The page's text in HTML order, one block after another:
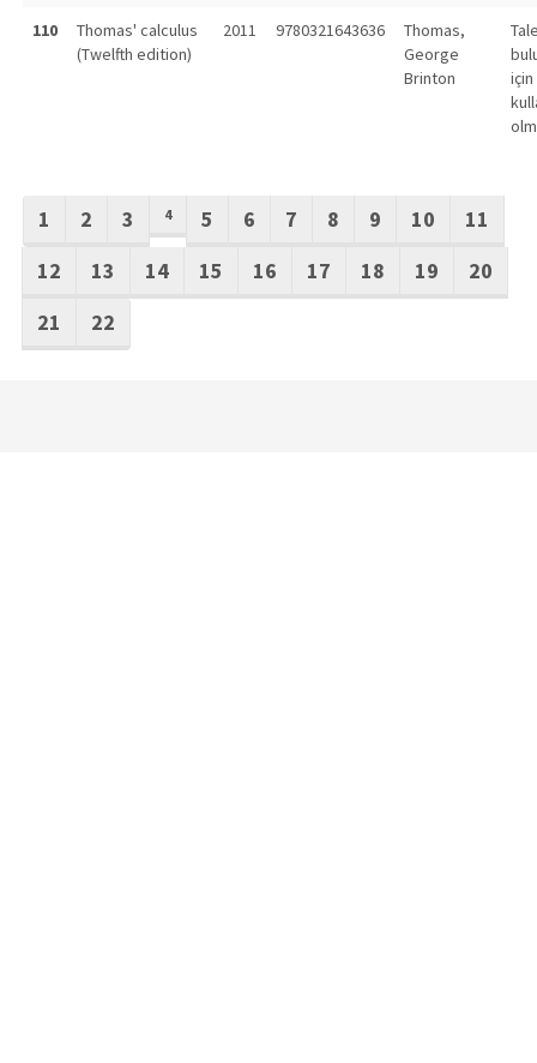
110
Thomas' calculus
(Twelfth edition)
2011 9780321643636
Thomas,
George
Brinton
için
1 2 3 4 5 6 7 8 9 10
11
12
13 14 15 16 17 18 19
20
21
22